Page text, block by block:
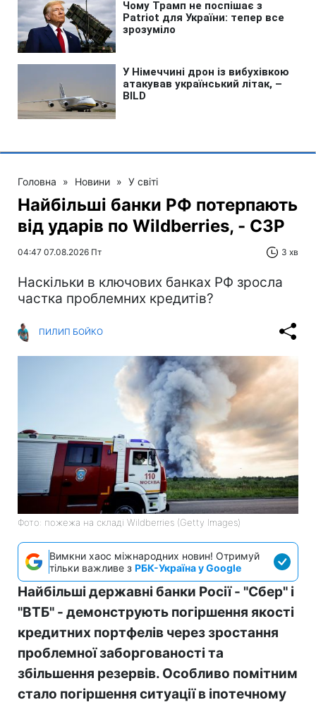
Головна » Новини » У світі
Найбільші банки РФ потерпають
від ударів по Wildberries, - СЗР
04:47 07.08.2026 Пт 3 хв
Наскільки в ключових банках РФ зросла
частка проблемних кредитів?
ПИЛИП БОЙКО
Фото: пожежа на складі Wildberries (Getty Images)
Вимкни хаос міжнародних новин! Отримуй
тільки важливе з РБК-Україна у Google
Найбільші державні банки Росії - "Сбер" і
"ВТБ" - демонструють погіршення якості
кредитних портфелів через зростання
проблемної заборгованості та
збільшення резервів. Особливо помітним
стало погіршення ситуації в іпотечному